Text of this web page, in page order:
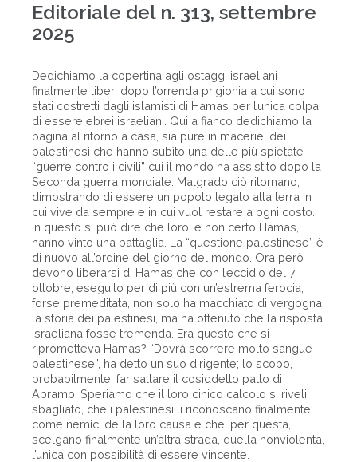
Editoriale del n. 313, settembre
2025
Dedichiamo la copertina agli ostaggi israeliani
finalmente liberi dopo l’orrenda prigionia a cui sono
stati costretti dagli islamisti di Hamas per l’unica colpa
di essere ebrei israeliani. Qui a fianco dedichiamo la
pagina al ritorno a casa, sia pure in macerie, dei
palestinesi che hanno subìto una delle più spietate
“guerre contro i civili” cui il mondo ha assistito dopo la
Seconda guerra mondiale. Malgrado ciò ritornano,
dimostrando di essere un popolo legato alla terra in
cui vive da sempre e in cui vuol restare a ogni costo.
In questo si può dire che loro, e non certo Hamas,
hanno vinto una battaglia. La “questione palestinese” è
di nuovo all’ordine del giorno del mondo. Ora però
devono liberarsi di Hamas che con l’eccidio del 7
ottobre, eseguito per di più con un’estrema ferocia,
forse premeditata, non solo ha macchiato di vergogna
la storia dei palestinesi, ma ha ottenuto che la risposta
israeliana fosse tremenda. Era questo che si
riprometteva Hamas? “Dovrà scorrere molto sangue
palestinese”, ha detto un suo dirigente; lo scopo,
probabilmente, far saltare il cosiddetto patto di
Abramo. Speriamo che il loro cinico calcolo si riveli
sbagliato, che i palestinesi li riconoscano finalmente
come nemici della loro causa e che, per questa,
scelgano finalmente un’altra strada, quella nonviolenta,
l’unica con possibilità di essere vincente.